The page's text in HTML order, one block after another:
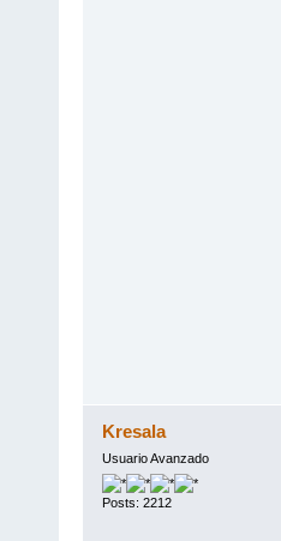
Kresala
Usuario Avanzado
Posts: 2212